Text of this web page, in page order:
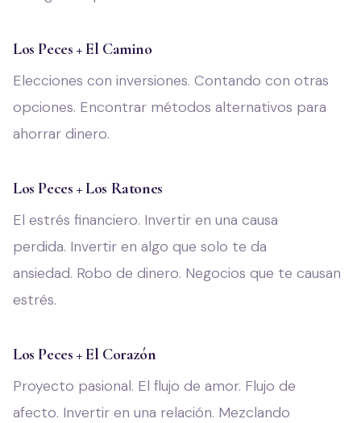
Los Peces + El Camino
Elecciones con inversiones. Contando con otras
opciones. Encontrar métodos alternativos para
ahorrar dinero.
Los Peces + Los Ratones
El estrés financiero. Invertir en una causa
perdida. Invertir en algo que solo te da
ansiedad. Robo de dinero. Negocios que te causan
estrés.
Los Peces + El Corazón
Proyecto pasional. El flujo de amor. Flujo de
afecto. Invertir en una relación. Mezclando